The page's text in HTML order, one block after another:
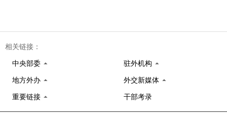
相关链接：
中央部委 驻外机构
地方外办 外交新媒体
重要链接 干部考录